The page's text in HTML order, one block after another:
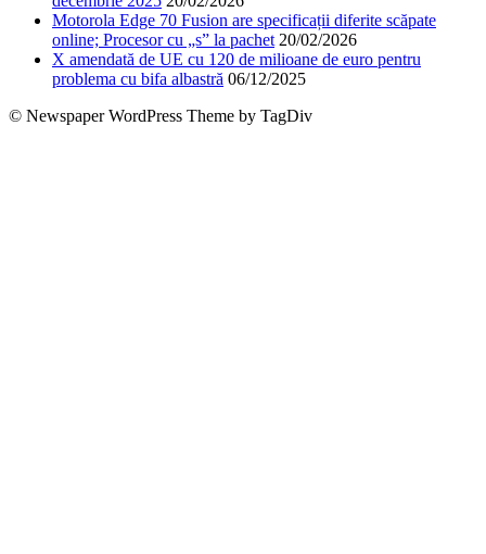
Motorola Edge 70 Fusion are specificații diferite scăpate
online; Procesor cu „s” la pachet 20/02/2026
X amendată de UE cu 120 de milioane de euro pentru
problema cu bifa albastră 06/12/2025
© Newspaper WordPress Theme by TagDiv